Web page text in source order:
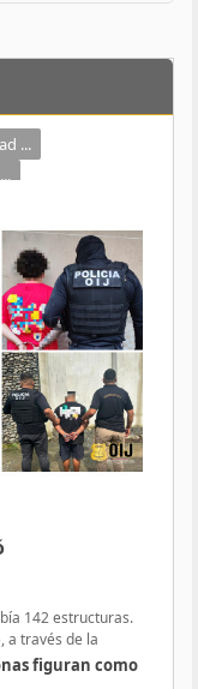
...
142 estructuras.
a través de la
figuran como